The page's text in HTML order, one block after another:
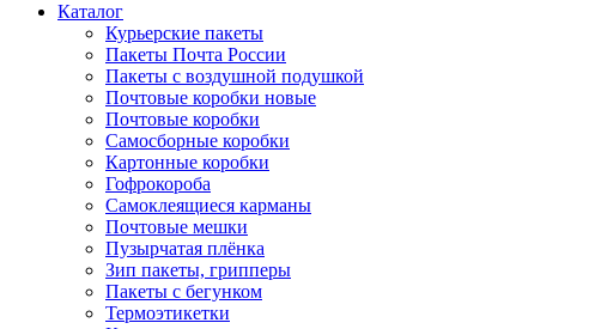
Каталог
Курьерские пакеты
Пакеты Почта России
Пакеты с воздушной подушкой
Почтовые коробки новые
Почтовые коробки
Самосборные коробки
Картонные коробки
Гофрокороба
Самоклеящиеся карманы
Почтовые мешки
Пузырчатая плёнка
Зип пакеты, грипперы
Пакеты с бегунком
Термоэтикетки